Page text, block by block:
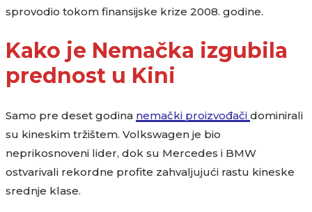
sprovodio tokom finansijske krize 2008. godine.
Kako je Nemačka izgubila
prednost u Kini
Samo pre deset godina nemački proizvođači dominirali
su kineskim tržištem. Volkswagen je bio
neprikosnoveni lider, dok su Mercedes i BMW
ostvarivali rekordne profite zahvaljujući rastu kineske
srednje klase.